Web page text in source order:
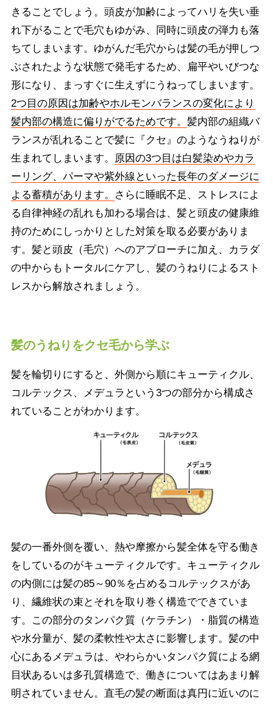
きることでしょう。頭皮が加齢によってハリを失い垂
れ下がることで毛穴もゆがみ、同時に頭皮の弾力も落
ちてしまいます。ゆがんだ毛穴からは髪の毛が押しつ
ぶされたような状態で発毛するため、扁平やいびつな
形になり、まっすぐに生えずにうねってしまいます。
2つ目の原因は加齢やホルモンバランスの変化により
髪内部の構造に偏りがでるためです。 髪内部の組織バ
ランスが乱れることで髪に『クセ』のようなうねりが
生まれてしまいます。
原因の3つ目は白髪染めやカラ
ーリング、パーマや紫外線といった長年のダメージに
よる蓄積があります。
さらに睡眠不足、ストレスによ
る自律神経の乱れも加わる場合は、髪と頭皮の健康維
持のためにしっかりとした対策を取る必要がありま
す。髪と頭皮（毛穴）へのアプローチに加え、カラダ
の中からもトータルにケアし、髪のうねりによるスト
レスから解放されましょう。
髪のうねりをクセ毛から学ぶ
髪を輪切りにすると、外側から順にキューティクル、
コルテックス、メデュラという3つの部分から構成さ
れていることがわかります。
髪の一番外側を覆い、熱や摩擦から髪全体を守る働き
をしているのがキューティクルです。キューティクル
の内側には髪の85～90％を占めるコルテックスがあ
り、繊維状の束とそれを取り巻く構造でできていま
す。この部分のタンパク質（ケラチン）・脂質の構造
や水分量が、髪の柔軟性や太さに影響します。髪の中
心にあるメデュラは、やわらかいタンパク質による網
目状あるいは多孔質構造で、働きについてはあまり解
明されていません。直毛の髪の断面は真円に近いのに